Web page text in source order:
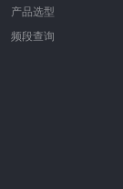
产品选型
频段查询